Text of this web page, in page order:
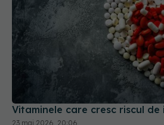
Vitaminele care cresc riscul
23 mai 2026, 20:06